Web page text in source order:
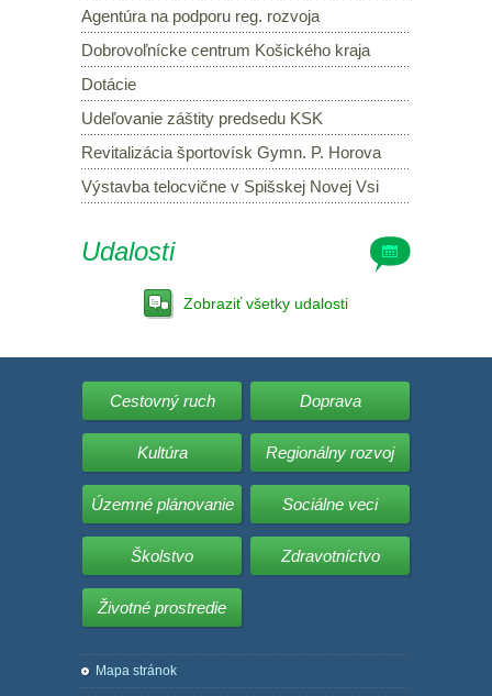
Agentúra na podporu reg. rozvoja
Dobrovoľnícke centrum Košického kraja
Dotácie
Udeľovanie záštity predsedu KSK
Revitalizácia športovísk Gymn. P. Horova
Výstavba telocvične v Spišskej Novej Vsi
Udalosti
Zobraziť všetky udalosti
Cestovný ruch Doprava
Kultúra Regionálny rozvoj
Územné plánovanie Sociálne veci
Školstvo Zdravotníctvo
Životné prostredie
Mapa stránok